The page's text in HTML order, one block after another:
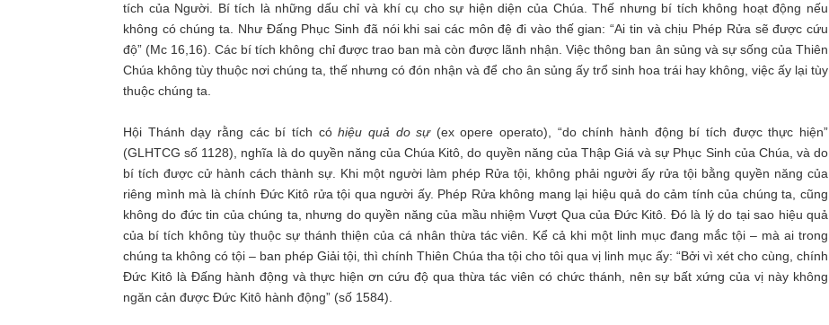
tích của Người. Bí tích là những dấu chỉ và khí cụ cho sự hiện diện của Chúa. Thế nhưng bí tích không hoạt động nếu
không có chúng ta. Như Đấng Phục Sinh đã nói khi sai các môn đệ đi vào thế gian: “Ai tin và chịu Phép Rửa sẽ được cứu
độ” (Mc 16,16). Các bí tích không chỉ được trao ban mà còn được lãnh nhận. Việc thông ban ân sủng và sự sống của Thiên
Chúa không tùy thuộc nơi chúng ta, thế nhưng có đón nhận và để cho ân sủng ấy trổ sinh hoa trái hay không, việc ấy lại tùy
thuộc chúng ta.
Hội Thánh dạy rằng các bí tích cóhiệu quả do sự(ex opere operato), “do chính hành động bí tích được thực hiện”
(GLHTCG số 1128), nghĩa là do quyền năng của Chúa Kitô, do quyền năng của Thập Giá và sự Phục Sinh của Chúa, và do
bí tích được cử hành cách thành sự. Khi một người làm phép Rửa tội, không phải người ấy rửa tội bằng quyền năng của
riêng mình mà là chính Đức Kitô rửa tội qua người ấy. Phép Rửa không mang lại hiệu quả do cảm tính của chúng ta, cũng
không do đức tin của chúng ta, nhưng do quyền năng của mầu nhiệm Vượt Qua của Đức Kitô. Đó là lý do tại sao hiệu quả
của bí tích không tùy thuộc sự thánh thiện của cá nhân thừa tác viên. Kể cả khi một linh mục đang mắc tội – mà ai trong
chúng ta không có tội – ban phép Giải tội, thì chính Thiên Chúa tha tội cho tôi qua vị linh mục ấy: “Bởi vì xét cho cùng, chính
Đức Kitô là Đấng hành động và thực hiện ơn cứu độ qua thừa tác viên có chức thánh, nên sự bất xứng của vị này không
ngăn cản được Đức Kitô hành động” (số 1584).